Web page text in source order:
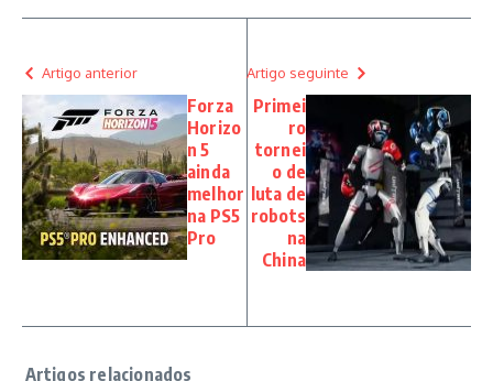
Artigo anterior
Forza
Horizo
n 5
ainda
melhor
na PS5
Pro
Artigo seguinte
Primei
ro
tornei
o de
luta de
robots
na
China